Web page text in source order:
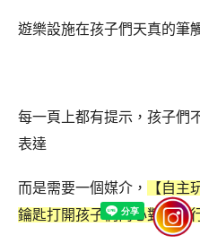
遊樂設施在孩子們天真的筆
每一頁上都有提示，孩子們
表達
而是需要一個媒介，
【自主
鑰匙打開孩子們內心對於旅